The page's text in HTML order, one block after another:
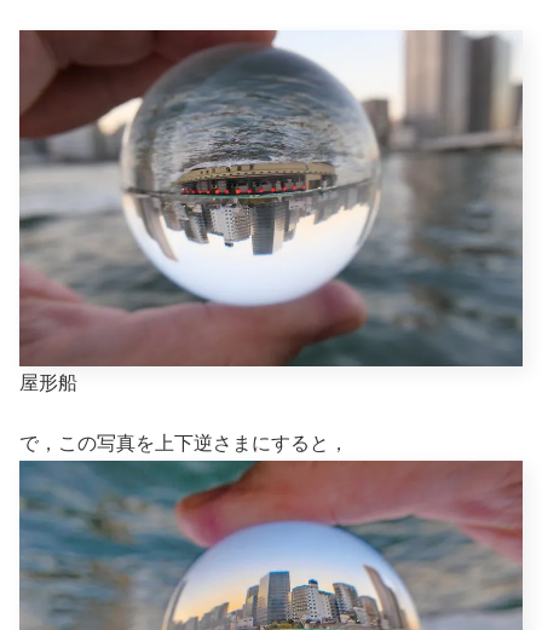
屋形船
で，この写真を上下逆さまにすると，